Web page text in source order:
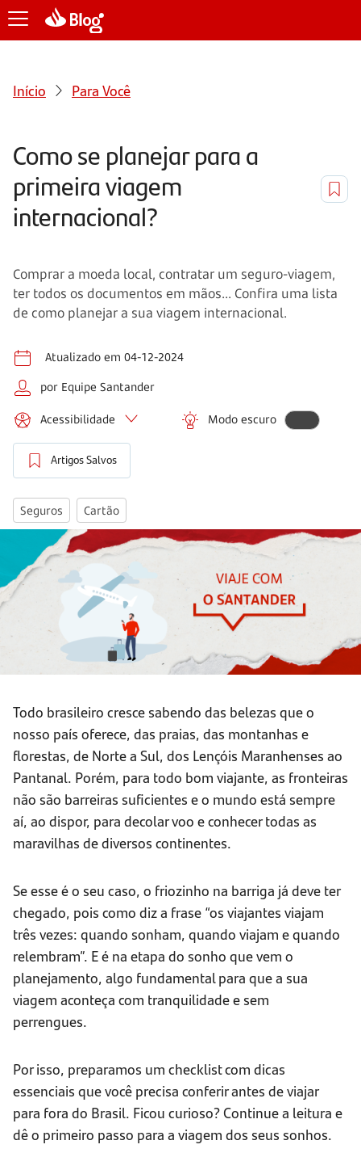
Início Para Você
Como se planejar para a
primeira viagem
internacional?
Comprar a moeda local, contratar um seguro-viagem,
ter todos os documentos em mãos... Confira uma lista
de como planejar a sua viagem internacional.
Atualizado em 04-12-2024
por Equipe Santander
Acessibilidade Modo escuro
Artigos Salvos
Seguros Cartão
Todo brasileiro cresce sabendo das belezas que o
nosso país oferece, das praias, das montanhas e
florestas, de Norte a Sul, dos Lençóis Maranhenses ao
Pantanal. Porém, para todo bom viajante, as fronteiras
não são barreiras suficientes e o mundo está sempre
aí, ao dispor, para decolar voo e conhecer todas as
maravilhas de diversos continentes.
Se esse é o seu caso, o friozinho na barriga já deve ter
chegado, pois como diz a frase “os viajantes viajam
três vezes: quando sonham, quando viajam e quando
relembram”. E é na etapa do sonho que vem o
planejamento, algo fundamental para que a sua
viagem aconteça com tranquilidade e sem
perrengues.
Por isso, preparamos um checklist com dicas
essenciais que você precisa conferir antes de viajar
para fora do Brasil. Ficou curioso? Continue a leitura e
dê o primeiro passo para a viagem dos seus sonhos.